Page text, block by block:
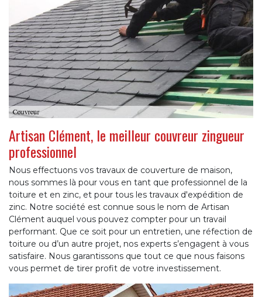
Artisan Clément, le meilleur couvreur zingueur
professionnel
Nous effectuons vos travaux de couverture de maison,
nous sommes là pour vous en tant que professionnel de la
toiture et en zinc, et pour tous les travaux d'expédition de
zinc. Notre société est connue sous le nom de Artisan
Clément auquel vous pouvez compter pour un travail
performant. Que ce soit pour un entretien, une réfection de
toiture ou d’un autre projet, nos experts s’engagent à vous
satisfaire. Nous garantissons que tout ce que nous faisons
vous permet de tirer profit de votre investissement.